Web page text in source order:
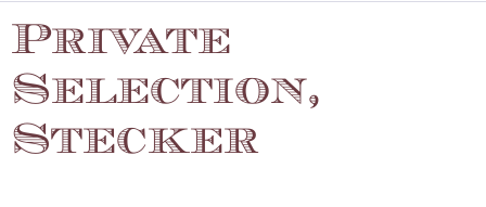
Private
Selection,
Stecker